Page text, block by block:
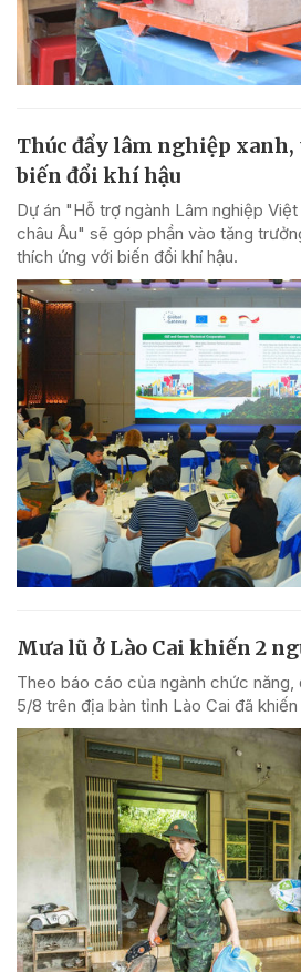
Thúc đẩy lâm nghiệp
biến đổi khí hậu
Dự án "Hỗ trợ ngành Lâm nghiệp
châu Âu" sẽ góp phần vào tăng
thích ứng với biến đổi khí hậu.
Mưa lũ ở Lào Cai khiến 2
Theo báo cáo của ngành chức
5/8 trên địa bàn tỉnh Lào Cai đã